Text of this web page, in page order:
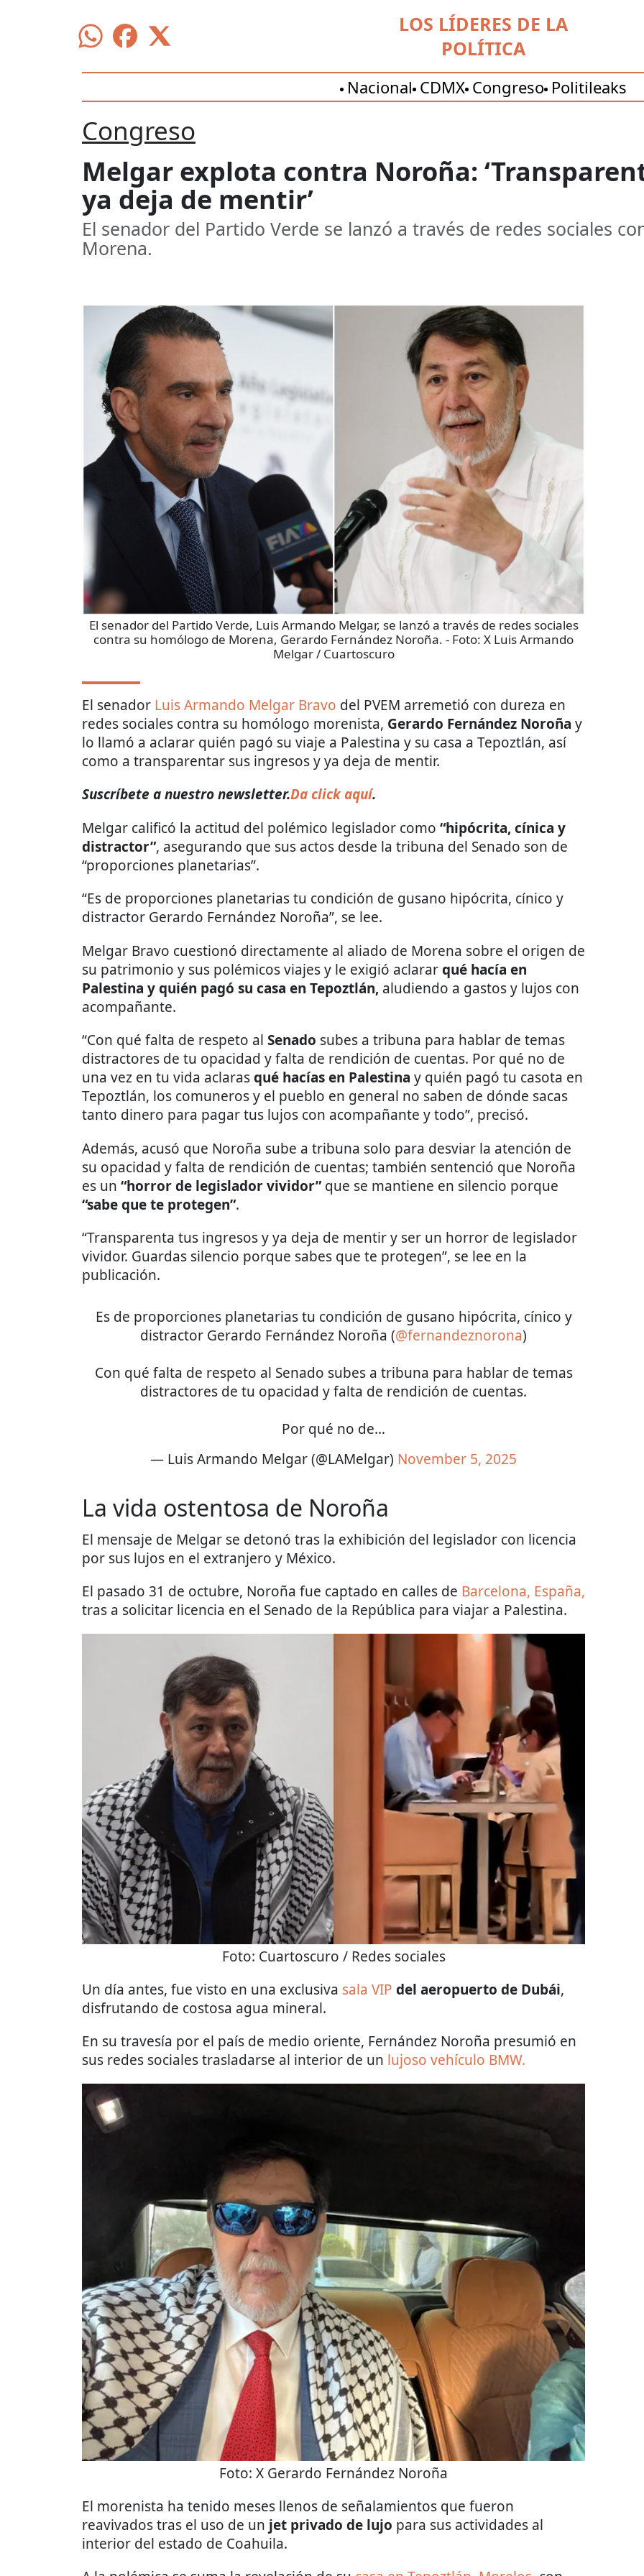
LOS LÍDERES DE LA
POLÍTICA
Nacional CDMX Congreso Politileaks
Congreso
Melgar explota contra Noroña:
ya deja de mentir’
El senador del Partido Verde se lanzó a través de redes sociales
Morena.
El senador del Partido Verde, Luis Armando Melgar, se lanzó a través de redes sociales
contra su homólogo de Morena, Gerardo Fernández Noroña. - Foto: X Luis Armando
Melgar / Cuartoscuro
El senador Luis Armando Melgar Bravo del PVEM arremetió con dureza en
redes sociales contra su homólogo morenista, Gerardo Fernández Noroña y
lo llamó a aclarar quién pagó su viaje a Palestina y su casa a Tepoztlán, así
como a transparentar sus ingresos y ya deja de mentir.
Suscríbete a nuestro newsletter.Da click aquí.
Melgar calificó la actitud del polémico legislador como “hipócrita, cínica y
distractor”, asegurando que sus actos desde la tribuna del Senado son de
“proporciones planetarias”.
“Es de proporciones planetarias tu condición de gusano hipócrita, cínico y
distractor Gerardo Fernández Noroña”, se lee.
Melgar Bravo cuestionó directamente al aliado de Morena sobre el origen de
su patrimonio y sus polémicos viajes y le exigió aclararqué hacía en
Palestina y quién pagó su casa en Tepoztlán, aludiendo a gastos y lujos con
acompañante.
“Con qué falta de respeto al Senado subes a tribuna para hablar de temas
distractores de tu opacidad y falta de rendición de cuentas. Por qué no de
una vez en tu vida aclarasqué hacías en Palestina y quién pagó tu casota en
Tepoztlán, los comuneros y el pueblo en general no saben de dónde sacas
tanto dinero para pagar tus lujos con acompañante y todo”, precisó.
Además, acusó que Noroña sube a tribuna solo para desviar la atención de
su opacidad y falta de rendición de cuentas; también sentenció que Noroña
es un “horror de legislador vividor”que se mantiene en silencio porque
“sabe que te protegen”.
“Transparenta tus ingresos y ya deja de mentir y ser un horror de legislador
vividor. Guardas silencio porque sabes que te protegen”, se lee en la
publicación.
Es de proporciones planetarias tu condición de gusano hipócrita, cínico y
distractor Gerardo Fernández Noroña (@fernandeznorona)
Con qué falta de respeto al Senado subes a tribuna para hablar de temas
distractores de tu opacidad y falta de rendición de cuentas.
Por qué no de…
— Luis Armando Melgar (@LAMelgar) November 5, 2025
La vida ostentosa de Noroña
El mensaje de Melgar se detonó tras la exhibición del legislador con licencia
por sus lujos en el extranjero y México.
El pasado 31 de octubre, Noroña fue captado en calles de Barcelona, España,
tras a solicitar licencia en el Senado de la República para viajar a Palestina.
Foto: Cuartoscuro / Redes sociales
Un día antes, fue visto en una exclusiva sala VIP del aeropuerto de Dubái,
disfrutando de costosa agua mineral.
En su travesía por el país de medio oriente, Fernández Noroña presumió en
sus redes sociales trasladarse al interior de un lujoso vehículo BMW.
Foto: X Gerardo Fernández Noroña
El morenista ha tenido meses llenos de señalamientos que fueron
reavivados tras el uso de un jet privado de lujo para sus actividades al
interior del estado de Coahuila.